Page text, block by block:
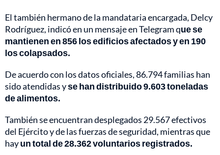
El también hermano de la mandataria encargada, Delcy
Rodríguez, indicó en un mensaje en Telegram que se
mantienen en 856 los edificios afectados y en 190
los colapsados.
De acuerdo con los datos oficiales, 86.794 familias han
sido atendidas yse han distribuido 9.603 toneladas
de alimentos.
También se encuentran desplegados 29.567 efectivos
del Ejército y de las fuerzas de seguridad, mientras que
hayun total de 28.362 voluntarios registrados.